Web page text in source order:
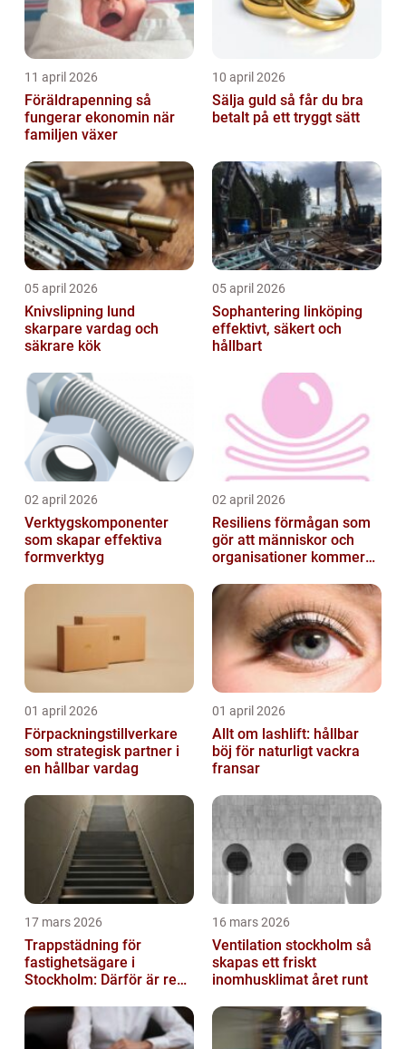
11 april 2026
Föräldrapenning så
fungerar ekonomin när
familjen växer
10 april 2026
Sälja guld så får du bra
betalt på ett tryggt sätt
05 april 2026
Knivslipning lund
skarpare vardag och
säkrare kök
05 april 2026
Sophantering linköping
effektivt, säkert och
hållbart
02 april 2026
Verktygskomponenter
som skapar effektiva
formverktyg
02 april 2026
Resiliens förmågan som
gör att människor och
organisationer kommer
01 april 2026
Förpackningstillverkare
som strategisk partner i
en hållbar vardag
01 april 2026
Allt om lashlift: hållbar
böj för naturligt vackra
fransar
17 mars 2026
Trappstädning för
fastighetsägare i
Stockholm: Därför är rena
investering
16 mars 2026
Ventilation stockholm så
skapas ett friskt
inomhusklimat året runt